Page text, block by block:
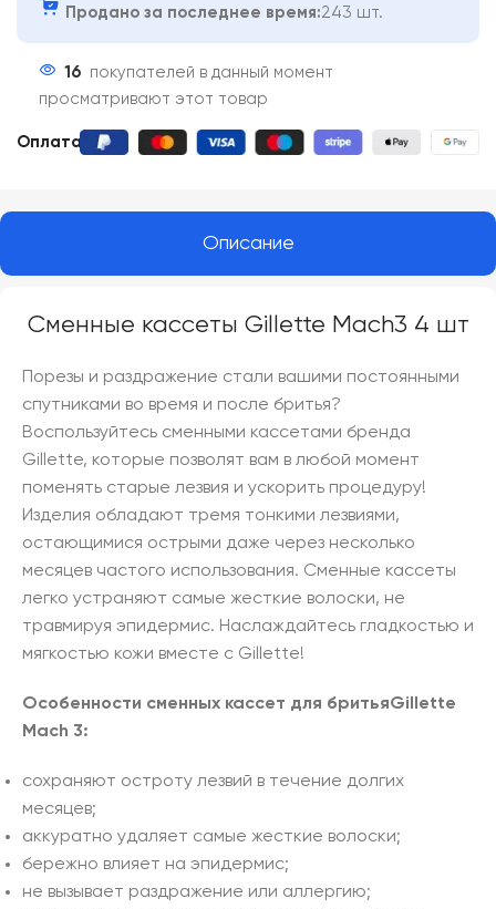
Продано за последнее время:243 шт.
16 покупателей в данный момент
просматривают этот товар
Оплата:
Описание
Сменные кассеты Gillette Mach3 4 шт
Порезы и раздражение стали вашими постоянными
спутниками во время и после бритья?
Воспользуйтесь сменными кассетами бренда
Gillette, которые позволят вам в любой момент
поменять старые лезвия и ускорить процедуру!
Изделия обладают тремя тонкими лезвиями,
остающимися острыми даже через несколько
месяцев частого использования. Сменные кассеты
легко устраняют самые жесткие волоски, не
травмируя эпидермис. Наслаждайтесь гладкостью и
мягкостью кожи вместе с Gillette!
Особенности сменных кассет для бритьяGillette
Mach 3:
сохраняют остроту лезвий в течение долгих
месяцев;
аккуратно удаляет самые жесткие волоски;
бережно влияет на эпидермис;
не вызывает раздражение или аллергию;